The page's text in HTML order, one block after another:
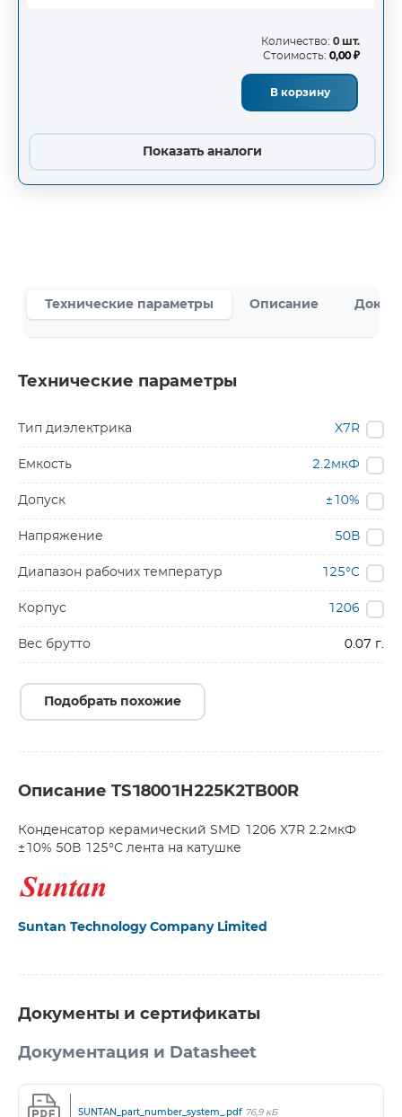
Количество: 0 шт.
Стоимость: 0,00 ₽
В корзину
Показать аналоги
Технические параметры Описание
Технические параметры
Тип диэлектрика X7R
Емкость 2.2мкФ
Допуск ±10%
Напряжение 50В
Диапазон рабочих температур 125°C
Корпус 1206
Вес брутто 0.07 г.
Подобрать похожие
Описание TS18001H225K2TB00R
Конденсатор керамический SMD 1206 X7R 2.2мкФ
±10% 50В 125°С лента на катушке
Suntan Technology Company Limited
Документы и сертификаты
Документация и Datasheet
SUNTAN_part_number_system_.pdf 76,9 кБ